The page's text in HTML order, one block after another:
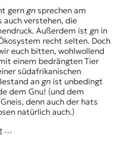
gern gn sprechen am
auch verstehen, die
Außerdem ist gn in
recht selten. Doch
euch bitten, wohlwollend
einem bedrängten Tier
südafrikanischen
an gnist unbedingt
dem Gnu! (und dem
denn auch der hats
natürlich auch.)
…